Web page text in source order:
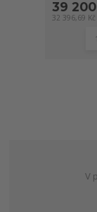
39
32 396,69 Kč
V